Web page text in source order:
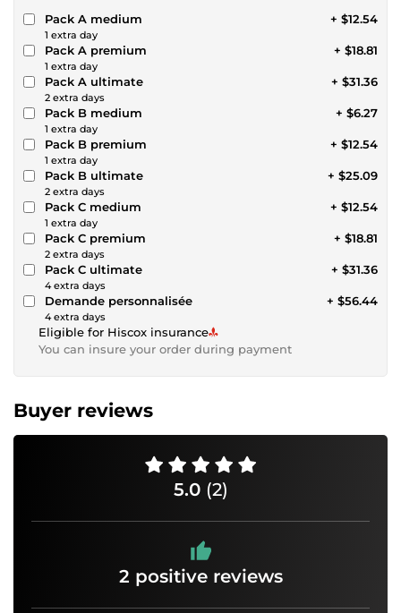
Pack A medium
1 extra day
+ $12.54
Pack A premium
1 extra day
+ $18.81
Pack A ultimate
2 extra days
+ $31.36
Pack B medium
1 extra day
+ $6.27
Pack B premium
1 extra day
+ $12.54
Pack B ultimate
2 extra days
+ $25.09
Pack C medium
1 extra day
+ $12.54
Pack C premium
2 extra days
+ $18.81
Pack C ultimate
4 extra days
+ $31.36
Demande personnalisée
4 extra days
+ $56.44
Eligible for Hiscox insurance
You can insure your order during payment
Buyer reviews
5.0 (2)
2 positive reviews